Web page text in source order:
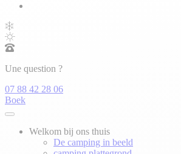
Une question ?
07 88 42 28 06
Boek
Welkom bij ons thuis
De camping in beeld